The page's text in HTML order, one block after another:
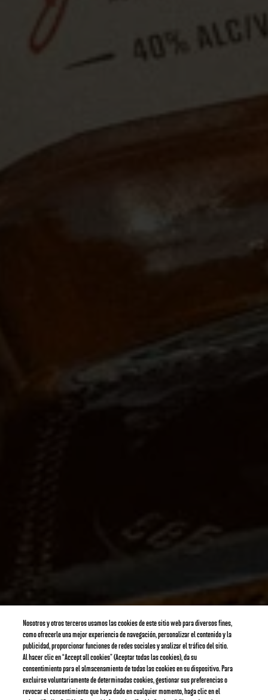
Nosotros y otros terceros usamos las cookies de este sitio web para diversos fines,
como ofrecerle una mejor experiencia de navegación, personalizar el contenido y la
publicidad, proporcionar funciones de redes sociales y analizar el tráfico del sitio.
Al hacer clic en “Accept all cookies” (Aceptar todas las cookies), da su
consentimiento para el almacenamiento de todas las cookies en su dispositivo. Para
excluirse voluntariamente de determinadas cookies, gestionar sus preferencias o
revocar el consentimiento que haya dado en cualquier momento, haga clic en el